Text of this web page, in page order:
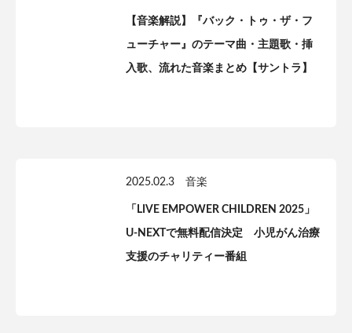
【音楽解説】『バック・トゥ・ザ・フ
ューチャー』のテーマ曲・主題歌・挿
入歌、流れた音楽まとめ【サントラ】
2025.02.3 音楽
「LIVE EMPOWER CHILDREN 2025」
U-NEXTで無料配信決定 小児がん治療
支援のチャリティー番組